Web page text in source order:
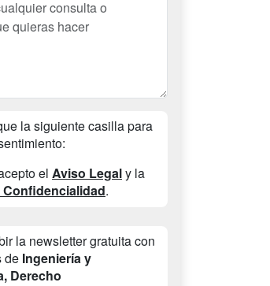
la siguiente casilla para
el Aviso Legaly la
Confidencialidad.
la newsletter gratuita con
de Ingeniería y
Derecho